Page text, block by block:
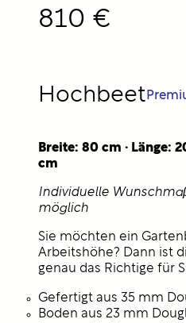
Hochbeet
Breite: 80 cm · Länge:
cm
Individuelle
möglich
Sie möchten ein
Arbeitshöhe? Dann ist
genau das Richtige für
Gefertigt aus 35 mm
Boden aus 23 mm
810 €